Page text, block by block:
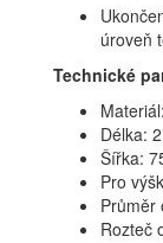
úroveň
Technické
Délka:
Šířka:
Pro
Průměr
Rozteč